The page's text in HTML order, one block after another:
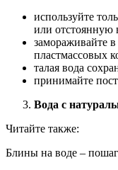
используйте
или отстоянную
замораживайте
пластмассовых
талая вода
принимайте
Вода с
Читайте также:
Блины на воде –